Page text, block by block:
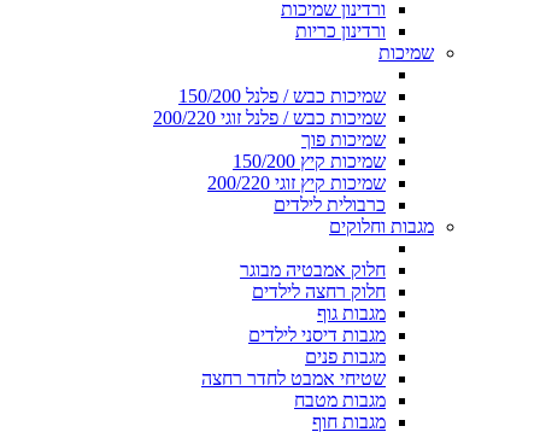
ורדינון שמיכות
ורדינון כריות
שמיכות
שמיכות כבש / פלנל 150/200
שמיכות כבש / פלנל זוגי 200/220
שמיכות פוך
שמיכות קיץ 150/200
שמיכות קיץ זוגי 200/220
כרבולית לילדים
מגבות וחלוקים
חלוק אמבטיה מבוגר
חלוק רחצה לילדים
מגבות גוף
מגבות דיסני לילדים
מגבות פנים
שטיחי אמבט לחדר רחצה
מגבות מטבח
מגבות חוף